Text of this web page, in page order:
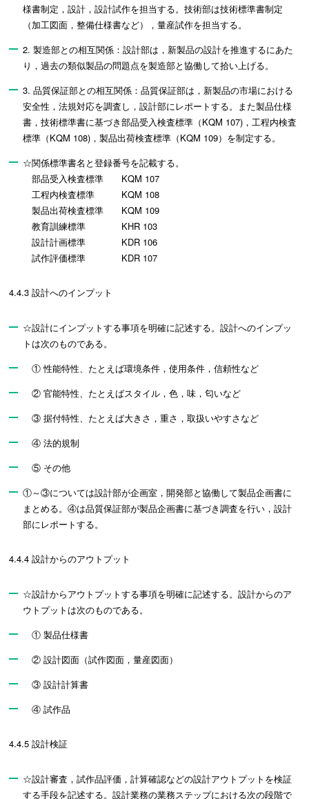
様書制定，設計，設計試作を担当する。技術部は技術標準書制定
（加工図面，整備仕様書など），量産試作を担当する。
2. 製造部との相互関係：設計部は，新製品の設計を推進するにあた
り，過去の類似製品の問題点を製造部と協働して拾い上げる。
3. 品質保証部との相互関係：品質保証部は，新製品の市場における
安全性，法規対応を調査し，設計部にレポートする。また製品仕様
書，技術標準書に基づき部品受入検査標準（KQM 107)，工程内検査
標準（KQM 108)，製品出荷検査標準（KQM 109）を制定する。
☆関係標準書名と登録番号を記載する。
部品受入検査標準 KQM 107
工程内検査標準 KQM 108
製品出荷検査標準 KQM 109
教育訓練標準 KHR 103
設計計画標準 KDR 106
試作評価標準 KDR 107
4.4.3 設計へのインプット
☆設計にインプットする事項を明確に記述する。設計へのインプッ
トは次のものである。
① 性能特性、たとえば環境条件，使用条件，信頼性など
② 官能特性、たとえばスタイル，色，味，匂いなど
③ 据付特性、たとえば大きさ，重さ，取扱いやすさなど
④ 法的規制
⑤ その他
①～③については設計部が企画室，開発部と協働して製品企画書に
まとめる。④は品質保証部が製品企画書に基づき調査を行い，設計
部にレポートする。
4.4.4 設計からのアウトプット
☆設計からアウトプットする事項を明確に記述する。設計からのア
ウトプットは次のものである。
① 製品仕様書
② 設計図面（試作図面，量産図面）
③ 設計計算書
④ 試作品
4.4.5 設計検証
☆設計審査，試作品評価，計算確認などの設計アウトプットを検証
する手段を記述する。設計業務の業務ステップにおける次の段階で